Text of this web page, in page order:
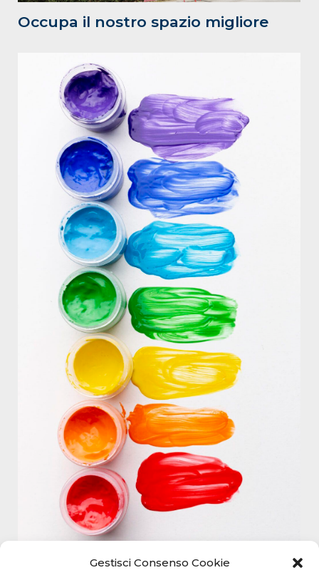
Gestisci Consenso Cookie
Occupa il nostro spazio migliore
Una Calabria di colori ed emozioni